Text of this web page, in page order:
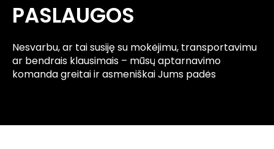
PASLAUGOS
Nesvarbu, ar tai susiję su mokėjimu, transportavimu
ar bendrais klausimais – mūsų aptarnavimo
komanda greitai ir asmeniškai Jums padės